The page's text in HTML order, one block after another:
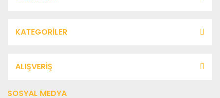
KATEGORİLER
ALIŞVERİŞ
SOSYAL MEDYA